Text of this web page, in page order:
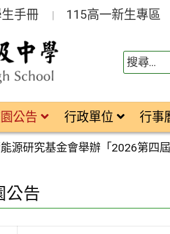
手冊 115高一新生專區
公告 行政單位 行事
源研究基金會舉辦「2026第四
公告